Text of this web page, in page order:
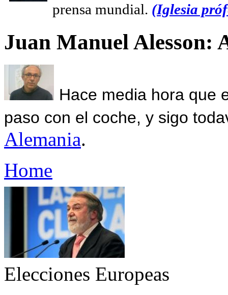
prensa mundial. (Iglesia
Juan Manuel Alesson:
Hace media hora que
paso con el coche, y sigo
Alemania.
Home
Elecciones Europeas